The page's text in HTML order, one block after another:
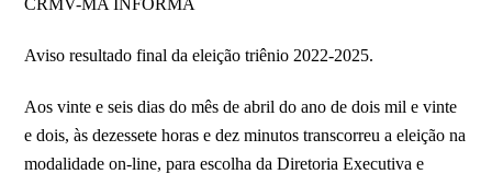
CRMV-MA INFORMA
Aviso resultado final da eleição triênio 2022-2025.
Aos vinte e seis dias do mês de abril do ano de dois mil e vinte
e dois, às dezessete horas e dez minutos transcorreu a eleição na
modalidade on-line, para escolha da Diretoria Executiva e